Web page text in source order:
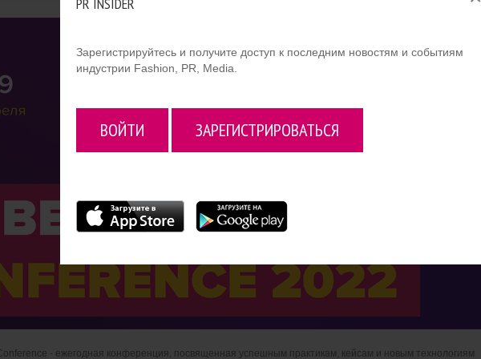
Зарегистрируйтесь и получите доступ к последним новостям и событиям
индустрии Fashion, PR, Media.
ВОЙТИ ЗАРЕГИСТРИРОВАТЬСЯ
- ежегодная конференция, посвященная успешным практикам, кейсам и новым технологиям